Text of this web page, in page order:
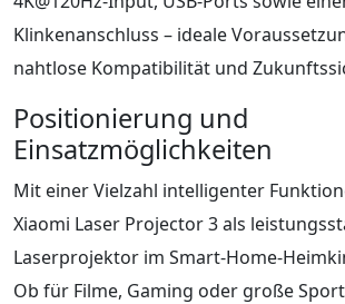
Klinkenanschluss – ideale
nahtlose Kompatibilität und
Positionierung und
Einsatzmöglichkeiten
Mit einer Vielzahl intelligenter
Xiaomi Laser Projector 3 als
Laserprojektor im Smart-Home-
Ob für Filme, Gaming oder große